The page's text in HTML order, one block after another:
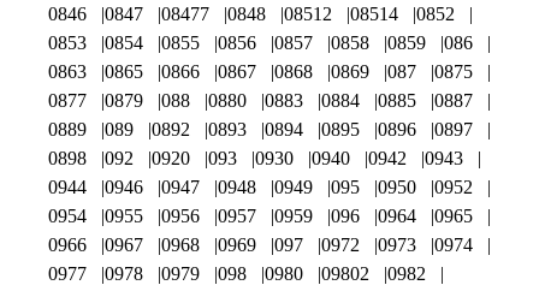
0846
0847 08477 0848 08512 08514
0852
0853
0854 0855 0856 0857 0858 0859
086
0863
0865 0866 0867 0868 0869 087
0875
0877
0879 088 0880 0883 0884 0885
0887
0889
089 0892 0893 0894 0895 0896
0897
0898
092 0920 093 0930 0940 0942
0943
0944
0946 0947 0948 0949 095 0950
0952
0954
0955 0956 0957 0959 096 0964
0965
0966
0967 0968 0969 097 0972 0973
0974
0977
0978 0979 098 0980 09802
0982